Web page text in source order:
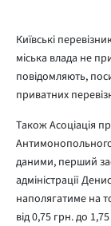
Київські
міська влада не
повідомляють,
приватних
Також Асоціація
даними, перший
адміністрації
наполягатиме на
від 0,75 грн. до